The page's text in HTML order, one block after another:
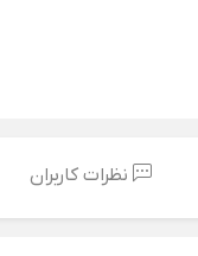
نظرات کاربران